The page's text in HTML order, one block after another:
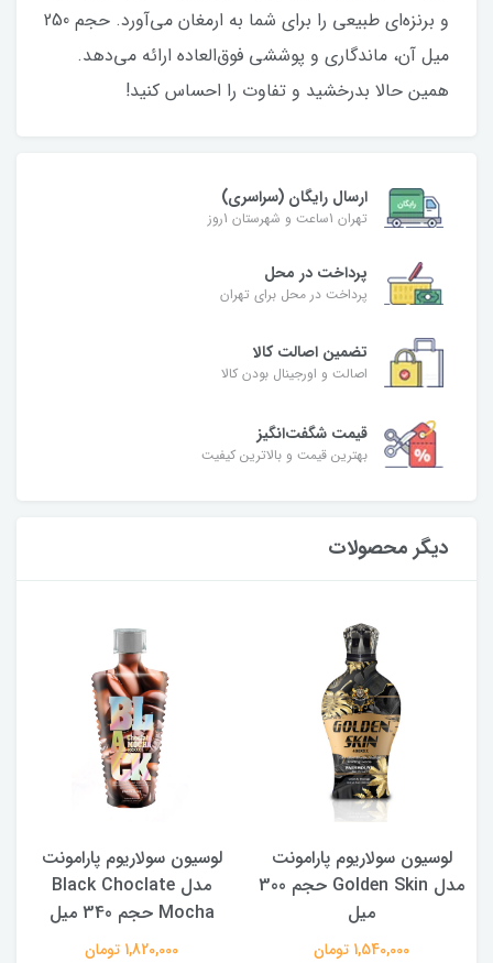
و برنزه‌ای طبیعی را برای شما به ارمغان می‌آورد. حجم 250
میل آن، ماندگاری و پوششی فوق‌العاده ارائه می‌دهد.
همین حالا بدرخشید و تفاوت را احساس کنید!
ارسال رایگان (سراسری)
تهران 1ساعت و شهرستان 1روز
پرداخت در محل
پرداخت در محل برای تهران
تضمین اصالت کالا
اصالت و اورجینال بودن کالا
قیمت شگفت‌انگیز
بهترین قیمت و بالاترین کیفیت
دیگر محصولات
لوسیون سولاریوم پارامونت
مدل Golden Skin حجم 300
میل
1,540,000 تومان
لوسیون سولاریوم پارامونت
مدل Black Choclate
Mocha حجم 340 میل
1,820,000 تومان